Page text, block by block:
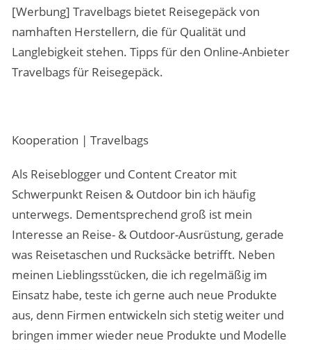
[Werbung] Travelbags bietet Reisegepäck von
namhaften Herstellern, die für Qualität und
Langlebigkeit stehen. Tipps für den Online-Anbieter
Travelbags für Reisegepäck.
Kooperation | Travelbags
Als Reiseblogger und Content Creator mit
Schwerpunkt Reisen & Outdoor bin ich häufig
unterwegs. Dementsprechend groß ist mein
Interesse an Reise- & Outdoor-Ausrüstung, gerade
was Reisetaschen und Rucksäcke betrifft. Neben
meinen Lieblingsstücken, die ich regelmäßig im
Einsatz habe, teste ich gerne auch neue Produkte
aus, denn Firmen entwickeln sich stetig weiter und
bringen immer wieder neue Produkte und Modelle